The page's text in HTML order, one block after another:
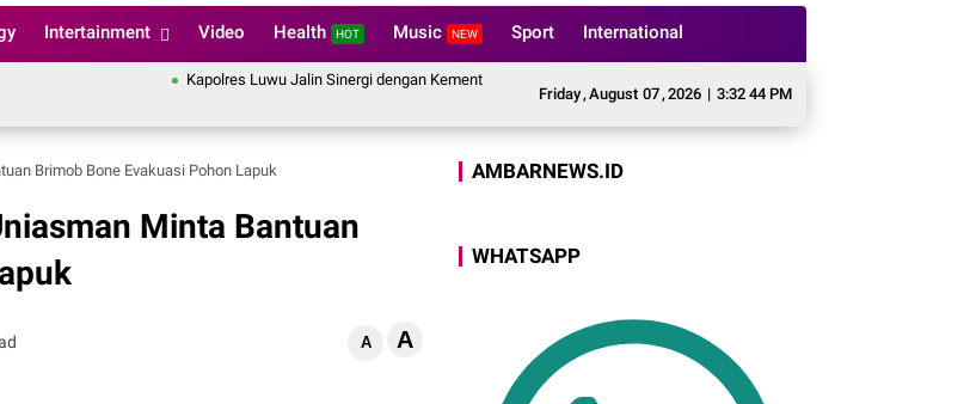
Intertainment Video Health HOT Music NEW Sport International
Friday,August 07,2026 | 3:32 45 PM
Kapolres Luwu Jalin Sinergi dengan Kementerian Agama, Perkuat Fondasi Kerukunan dan Stabilitas Kamtibmas
Brimob Bone Evakuasi Pohon Lapuk
Minta Bantuan
A A
AMBARNEWS.ID
WHATSAPP